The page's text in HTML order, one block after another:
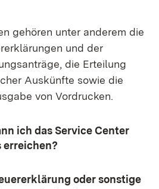
gehören unter anderem die
und der
die Erteilung
Auskünfte sowie die
von Vordrucken.
ich das Service Center
erreichen?
oder sonstige